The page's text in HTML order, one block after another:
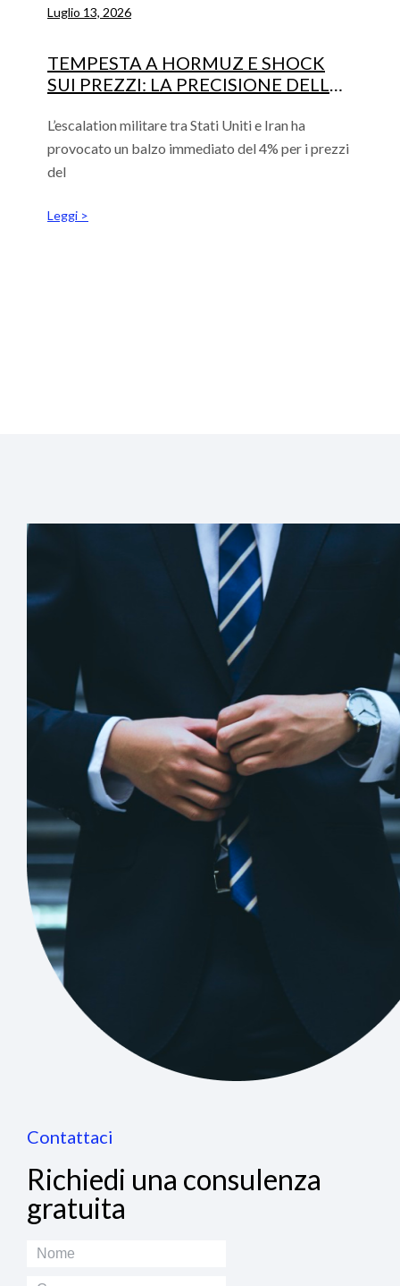
Luglio 13, 2026
TEMPESTA A HORMUZ E SHOCK
SUI PREZZI: LA PRECISIONE DELLE
FINANZIARIA AZIENDALE
L’escalation militare tra Stati Uniti e Iran ha
provocato un balzo immediato del 4% per i prezzi
del
Leggi >
Contattaci
Richiedi una consulenza
gratuita